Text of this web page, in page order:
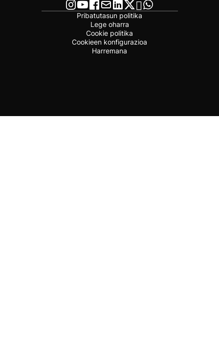
Pribatutasun politika
Lege oharra
Cookie politika
Cookieen konfigurazioa
Harremana